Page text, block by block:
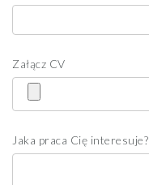
Załącz CV
Jaka praca Cię interesuje?